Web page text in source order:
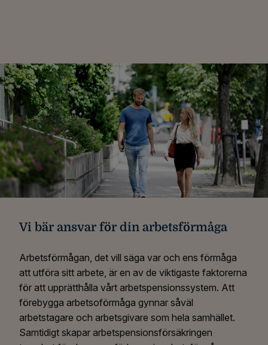
Vi bär ansvar för din arbetsförmåga
Arbetsförmågan, det vill säga var och ens förmåga
att utföra sitt arbete, är en av de viktigaste faktorerna
för att upprätthålla vårt arbetspensionssystem. Att
förebygga arbetsoförmåga gynnar såväl
arbetstagare och arbetsgivare som hela samhället.
Samtidigt skapar arbetspensionsförsäkringen